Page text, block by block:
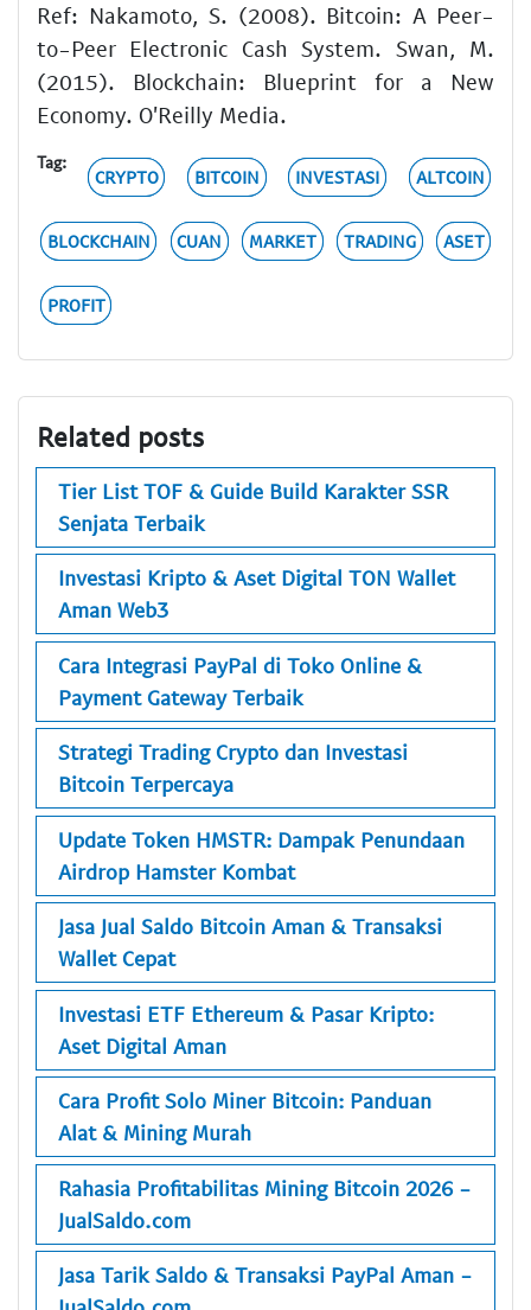
Ref: Nakamoto, S. (2008). Bitcoin: A Peer-
to-Peer Electronic Cash System. Swan, M.
(2015). Blockchain: Blueprint for a New
Economy. O'Reilly Media.
Tag:
CRYPTO BITCOIN INVESTASI ALTCOIN
BLOCKCHAIN CUAN MARKET TRADING ASET
PROFIT
Related posts
Tier List TOF & Guide Build Karakter SSR
Senjata Terbaik
Investasi Kripto & Aset Digital TON Wallet
Aman Web3
Cara Integrasi PayPal di Toko Online &
Payment Gateway Terbaik
Strategi Trading Crypto dan Investasi
Bitcoin Terpercaya
Update Token HMSTR: Dampak Penundaan
Airdrop Hamster Kombat
Jasa Jual Saldo Bitcoin Aman & Transaksi
Wallet Cepat
Investasi ETF Ethereum & Pasar Kripto:
Aset Digital Aman
Cara Profit Solo Miner Bitcoin: Panduan
Alat & Mining Murah
Rahasia Profitabilitas Mining Bitcoin 2026 -
JualSaldo.com
Jasa Tarik Saldo & Transaksi PayPal Aman -